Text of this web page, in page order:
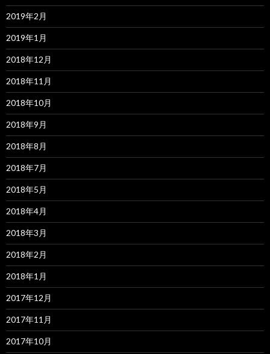
2019年2月
2019年1月
2018年12月
2018年11月
2018年10月
2018年9月
2018年8月
2018年7月
2018年5月
2018年4月
2018年3月
2018年2月
2018年1月
2017年12月
2017年11月
2017年10月